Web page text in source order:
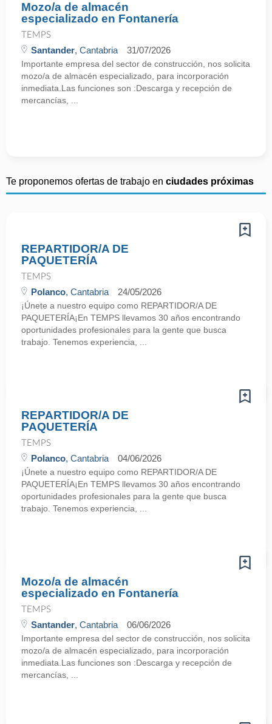
Mozo/a de almacén
especializado en Fontanería
TEMPS
Santander, Cantabria 31/07/2026
Importante empresa del sector de construcción, nos solicita
mozo/a de almacén especializado, para incorporación
inmediata.Las funciones son :Descarga y recepción de
mercancías, ...
Te proponemos ofertas de trabajo en ciudades próximas
REPARTIDOR/A DE
PAQUETERÍA
TEMPS
Polanco, Cantabria 24/05/2026
¡Únete a nuestro equipo como REPARTIDOR/A DE
PAQUETERÍA¡En TEMPS llevamos 30 años encontrando
oportunidades profesionales para la gente que busca
trabajo. Tenemos experiencia, ...
REPARTIDOR/A DE
PAQUETERÍA
TEMPS
Polanco, Cantabria 04/06/2026
¡Únete a nuestro equipo como REPARTIDOR/A DE
PAQUETERÍA¡En TEMPS llevamos 30 años encontrando
oportunidades profesionales para la gente que busca
trabajo. Tenemos experiencia, ...
Mozo/a de almacén
especializado en Fontanería
TEMPS
Santander, Cantabria 06/06/2026
Importante empresa del sector de construcción, nos solicita
mozo/a de almacén especializado, para incorporación
inmediata.Las funciones son :Descarga y recepción de
mercancías, ...